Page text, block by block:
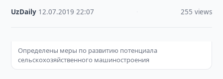
UzDaily 12.07.2019 ·22:07 255 views
Определены меры по развитию потенциала
сельскохозяйственного машиностроения